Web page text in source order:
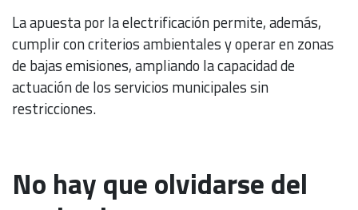
La apuesta por la electrificación permite, además,
cumplir con criterios ambientales y operar en zonas
de bajas emisiones, ampliando la capacidad de
actuación de los servicios municipales sin
restricciones.
No hay que olvidarse del